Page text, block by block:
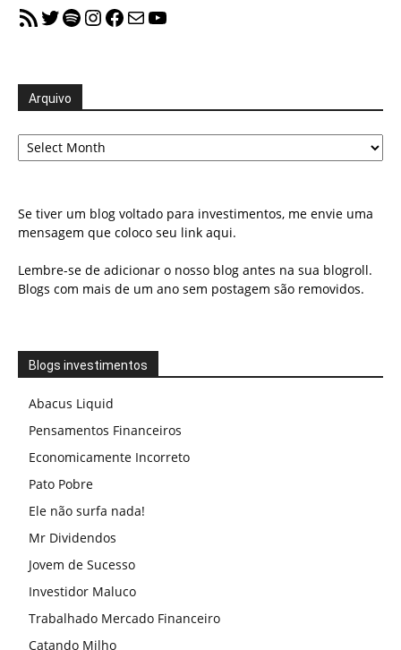
RSS FeedTwitter
Spotify
Instagram
Facebook
MailYouTube
Arquivo
Arquivo
Se tiver um blog voltado para investimentos, me envie uma
mensagem que coloco seu link aqui.
Lembre-se de adicionar o nosso blog antes na sua blogroll.
Blogs com mais de um ano sem postagem são removidos.
Blogs investimentos
Abacus Liquid
Pensamentos Financeiros
Economicamente Incorreto
Pato Pobre
Ele não surfa nada!
Mr Dividendos
Jovem de Sucesso
Investidor Maluco
Trabalhado Mercado Financeiro
Catando Milho